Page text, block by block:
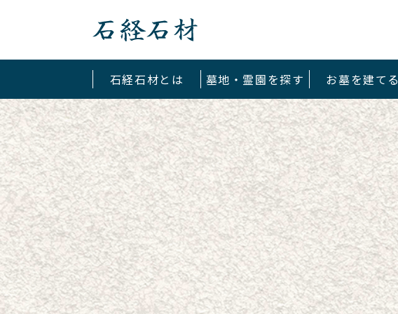
石経石材とは 墓地・霊園を探す お墓を建てる